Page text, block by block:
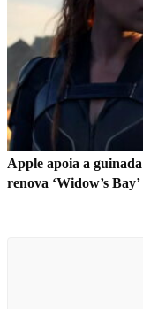
Apple apoia a
renova ‘Widow’s Bay’